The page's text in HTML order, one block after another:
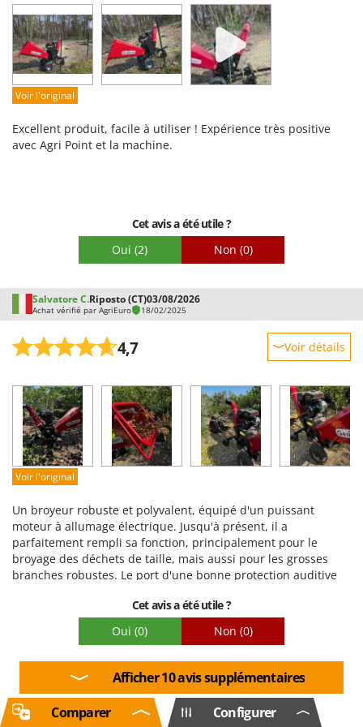
Prestations
Facilité d'utilisation
Qualité / Prix
Facilité de montage
Voir l'original
Excellent produit, facile à utiliser ! Expérience très positive
avec Agri Point et la machine.
Cet avis a été utile ?
Oui (2) Non (0)
Salvatore C.Riposto (CT)03/08/2026
Achat vérifié par AgriEuro 18/02/2025
4,7 Voir détails
Prestations
Facilité d'utilisation
Qualité / Prix
Facilité de montage
Voir l'original
Un broyeur robuste et polyvalent, équipé d'un puissant
moteur à allumage électrique. Jusqu'à présent, il a
parfaitement rempli sa fonction, principalement pour le
broyage des déchets de taille, mais aussi pour les grosses
branches robustes. Le port d'une bonne protection auditive
broyage lorsqu'il fonctionne à pleine vitesse.
Cet avis a été utile ?
Oui (0) Non (0)
Afficher 10 avis supplémentaires
Configurer
Comparer